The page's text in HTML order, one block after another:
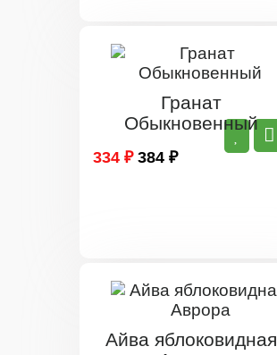
Гранат
Обыкновенный
334 ₽ 384 ₽
Айва яблоковидная